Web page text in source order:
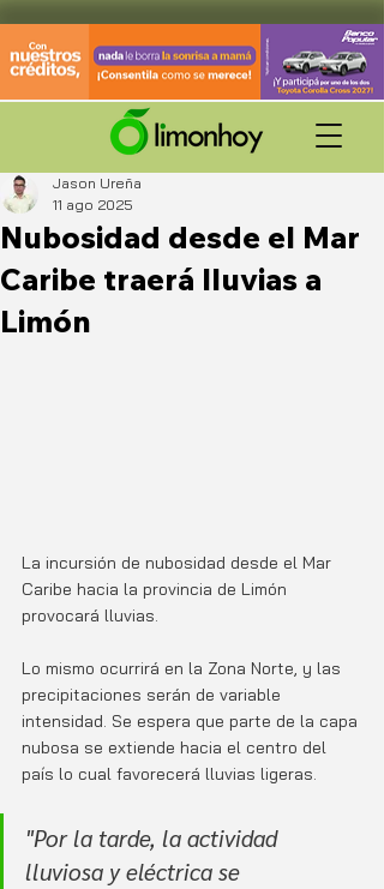
Nubosidad desde el Mar
Caribe traerá lluvias a
Limón
Jason Ureña
11 ago 2025
La incursión de nubosidad desde el Mar
Caribe hacia la provincia de Limón
provocará lluvias.
Lo mismo ocurrirá en la Zona Norte, y las
precipitaciones serán de variable
intensidad. Se espera que parte de la capa
nubosa se extiende hacia el centro del
país lo cual favorecerá lluvias ligeras.
"Por la tarde, la actividad
lluviosa y eléctrica se